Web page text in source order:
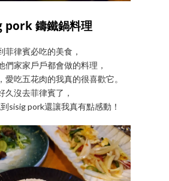
pork 鑄鐵鍋料理
菲律賓必吃的美食，
們家家戶戶都會做的料理，
愛吃五花肉的我真的很喜歡它。
久沒去菲律賓了，
sisig pork還讓我真有點感動！